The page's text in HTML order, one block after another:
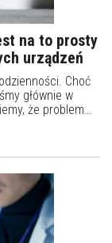
na to prosty
urządzeń
Choć
głównie w
że problem
jednak pamiętać,
z wody, którą